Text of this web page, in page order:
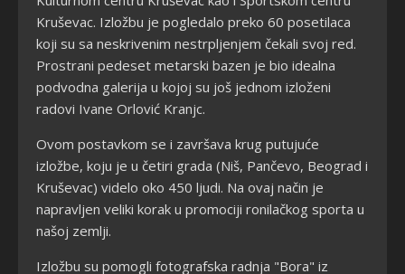
Kruševac. Izložbu je pogledalo preko 60 posetilaca
koji su sa neskrivenim nestrpljenjem čekali svoj red.
Prostrani pedeset metarski bazen je bio idealna
podvodna galerija u kojoj su još jednom izloženi
radovi Ivane Orlović Kranjc.
Ovom postavkom se i završava krug putujuće
izložbe, koju je u četiri grada (Niš, Pančevo, Beograd i
Kruševac) videlo oko 450 ljudi. Na ovaj način je
napravljen veliki korak u promociji ronilačkog sporta u
našoj zemlji.
Izložbu su pomogli fotografska radnja "Bora" iz